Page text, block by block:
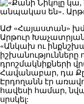
ԱԺ «Հայաստան»
Արթուր
«Անկախ ու
դրոշմակնիքների
Հավանաբար, դա
Էրդողանն էր
հավեսի համար,
սրսկել: